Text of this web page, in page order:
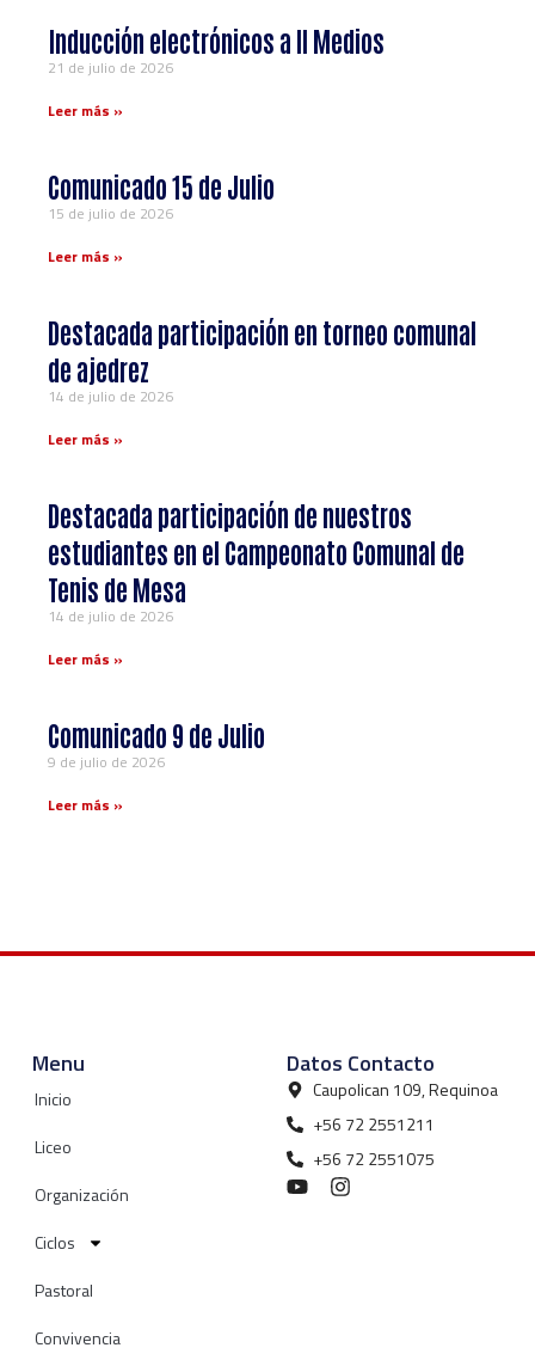
Inducción electrónicos a ll Medios
21 de julio de 2026
Leer más »
Comunicado 15 de Julio
15 de julio de 2026
Leer más »
Destacada participación en torneo comunal
de ajedrez
14 de julio de 2026
Leer más »
Destacada participación de nuestros
estudiantes en el Campeonato Comunal de
Tenis de Mesa
14 de julio de 2026
Leer más »
Comunicado 9 de Julio
9 de julio de 2026
Leer más »
Menu
Inicio
Liceo
Organización
Ciclos
Pastoral
Convivencia
Datos Contacto
Caupolican 109, Requinoa
+56 72 2551211
+56 72 2551075